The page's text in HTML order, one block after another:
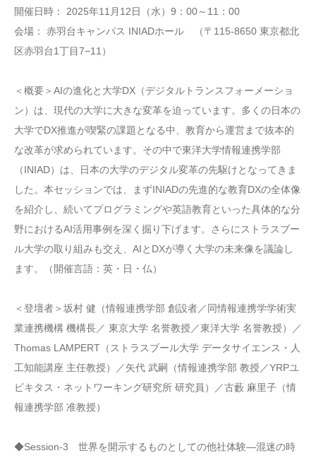
開催日時： 2025年11月12日（水）9：00～11：00
会場： 赤羽台キャンパス INIADホール （〒115-8650 東京都北
区赤羽台1丁目7−11）
＜概要＞AIの進化と大学DX（デジタルトランスフォーメーショ
ン）は、現代の大学に大きな変革を迫っています。多くの日本の
大学でDX推進が喫緊の課題となる中、教育から運営まで抜本的
な改革が求められています。その中で東洋大学情報連携学部
（INIAD）は、日本の大学のデジタル変革の先駆けとなってきま
した。本セッションでは、まずINIADの先進的な教育DXの全体像
を紹介し、続いてプログラミングや英語教育といった具体的な分
野におけるAI活用事例を深く掘り下げます。さらにストラスブー
ル大学の取り組みも交え、AIとDXが導く大学の未来像を議論し
ます。（開催言語：英・日・仏）
＜登壇者＞坂村 健（情報連携学部 創設者／同情報連携学学術実
業連携機構 機構長／ 東京大学 名誉教授／東洋大学 名誉教授）／
Thomas LAMPERT（ストラスブール大学 データサイエンス・人
工知能講座 主任教授）／矢代 武嗣（情報連携学部 教授／YRPユ
ビキタス・ネットワーキング研究所 研究員）／古藪 麻里子（情
報連携学部 准教授）
◆Session-3 世界を開示するものとしての他社体験―混迷の時